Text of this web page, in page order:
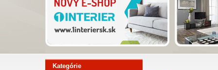
Kategórie